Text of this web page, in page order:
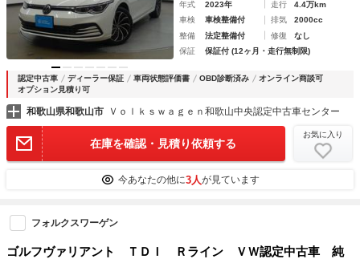
年式 2023年 走行
4.4万km
車検
車検整備付 排気
2000cc
整備
法定整備付 修復
なし
保証
保証付 (12ヶ月・走行無制限)
認定中古車 ディーラー保証 車両状態評価書 OBD診断済み
オンライン商談可
オプション見積り可
和歌山県和歌山市 Ｖｏｌｋｓｗａｇｅｎ和歌山中央認定中古車センター
在庫を確認・見積り依頼する
お気に入り
今あなたの他に3人が見ています
フォルクスワーゲン
ゴルフヴァリアント ＴＤＩ Ｒライン ＶＷ認定中古車 純